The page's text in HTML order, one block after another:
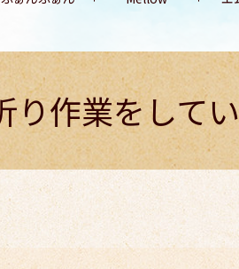
り作業をして